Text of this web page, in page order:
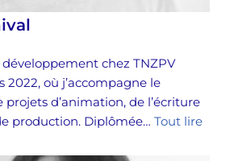
chez TNZPV
2022, où j’accompagne le
d’animation, de l’écriture
production. Diplômée… Tout lire